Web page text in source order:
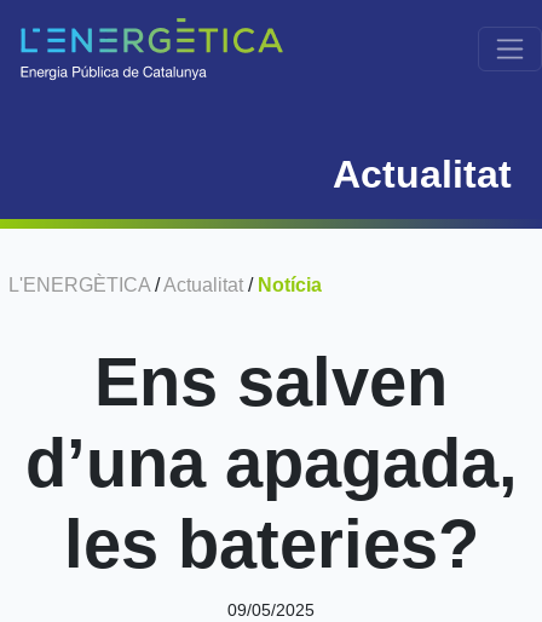
Actualitat
L'ENERGÈTICA /Actualitat / Notícia
Ens salven
d’una apagada,
les bateries?
09/05/2025